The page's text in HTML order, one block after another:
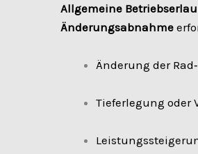
Allgemeine
Änderungsabnahme
Änderung der
Tieferlegung oder